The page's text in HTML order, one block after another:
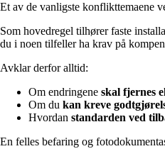
Et av de vanligste konflikttemaene
Som hovedregel tilhører faste
du i noen tilfeller ha krav på
Avklar derfor alltid:
Om endringene skal fjernes
Om du kan kreve
Hvordan standarden ved
En felles befaring og